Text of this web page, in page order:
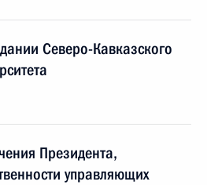
Северо-Кавказского
Президента,
управляющих